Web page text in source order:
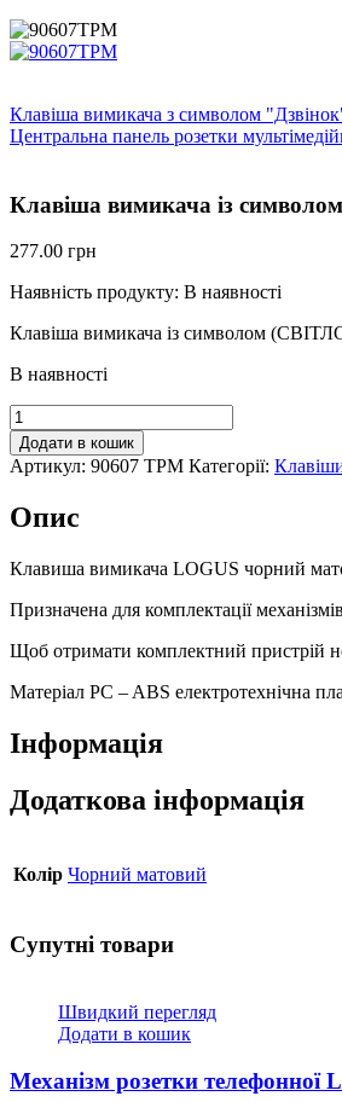
Клавіша вимикача з символом
Центральна панель розетки
Клавіша вимикача із
277.00 грн
Наявність продукту: В наявності
Клавіша вимикача із символом
В наявності
Клавіша
вимикача
із
символом
LOGUS
матовий,
TPM
Додати в кошик
Артикул: 90607 TPM Категорії:
Опис
Клавиша вимикача LOGUS чорний
Призначена для комплектації
Щоб отримати комплектний пристрій
Матеріал PC – ABS електротехнічна
Інформація
Додаткова інформація
Колір Чорний матовий
Супутні товари
Швидкий перегляд
Додати в кошик
Механізм розетки телефонної